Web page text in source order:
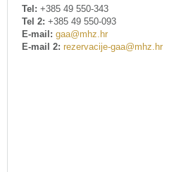
Tel: +385 49 550-343
Tel 2: +385 49 550-093
E-mail: gaa@mhz.hr
E-mail 2: rezervacije-gaa@mhz.hr